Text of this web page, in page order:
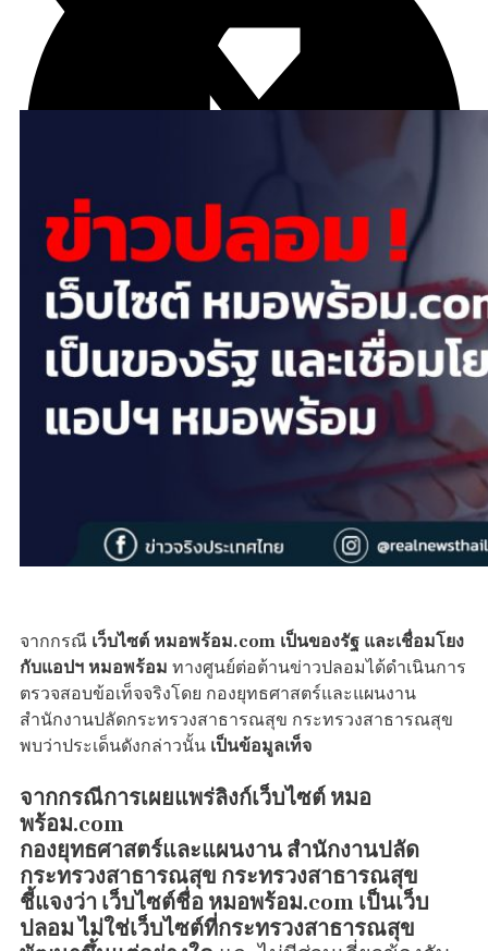
จากกรณี เว็บไซต์ หมอพร้อม.com เป็นของรัฐ และเชื่อมโยง
กับแอปฯ หมอพร้อม ทางศูนย์ต่อต้านข่าวปลอมได้ดำเนินการ
ตรวจสอบข้อเท็จจริงโดย กองยุทธศาสตร์และแผนงาน
สำนักงานปลัดกระทรวงสาธารณสุข กระทรวงสาธารณสุข
พบว่าประเด็นดังกล่าวนั้น เป็นข้อมูลเท็จ
จากกรณีการเผยแพร่ลิงก์เว็บไซต์ หมอ
พร้อม.com
กองยุทธศาสตร์และแผนงาน สำนักงานปลัด
กระทรวงสาธารณสุข กระทรวงสาธารณสุข
ชี้แจงว่า เว็บไซต์ชื่อ หมอพร้อม.com เป็นเว็บ
ปลอม ไม่ใช่เว็บไซต์ที่กระทรวงสาธารณสุข